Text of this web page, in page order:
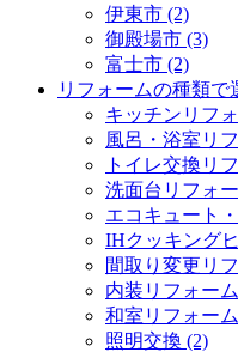
伊東市 (2)
御殿場市 (3)
富士市 (2)
リフォームの種類で
キッチンリフ
風呂・浴室リ
トイレ交換リ
洗面台リフォ
エコキュート
IHクッキング
間取り変更リ
内装リフォー
和室リフォー
照明交換 (2)